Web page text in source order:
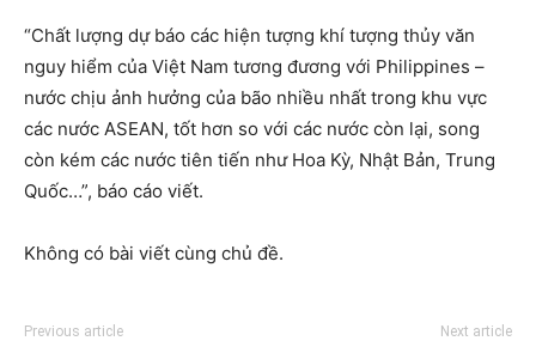
“Chất lượng dự báo các hiện tượng khí tượng thủy văn
nguy hiểm của Việt Nam tương đương với Philippines –
nước chịu ảnh hưởng của bão nhiều nhất trong khu vực
các nước ASEAN, tốt hơn so với các nước còn lại, song
còn kém các nước tiên tiến như Hoa Kỳ, Nhật Bản, Trung
Quốc…”, báo cáo viết.
Không có bài viết cùng chủ đề.
Previous article Next article